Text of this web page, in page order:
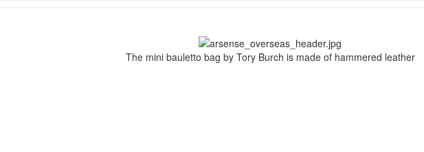
The mini bauletto bag by Tory Burch is made of hammered leather